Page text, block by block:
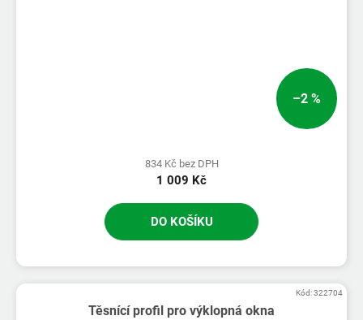
–2 %
834 Kč bez DPH
1 009 Kč
DO KOŠÍKU
Těsnící profil pro výklopná okna
Kód:322704